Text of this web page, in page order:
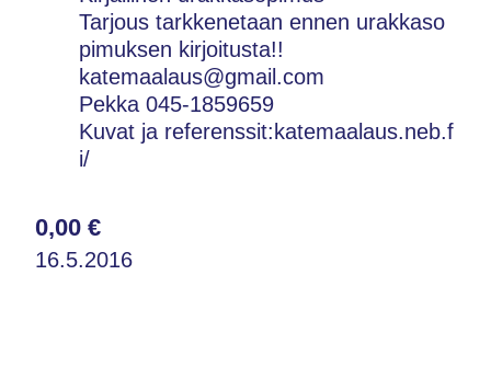
Tarjous tarkkenetaan ennen urakkaso
pimuksen kirjoitusta!!
katemaalaus@gmail.com
Pekka 045-1859659
Kuvat ja referenssit:katemaalaus.neb.f
i/
0,00 €
16.5.2016